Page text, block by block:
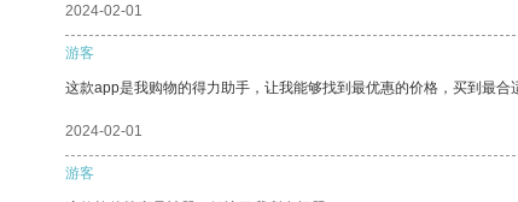
2024-02-01
游客
这款app是我购物的得力助手，让我能够找到最优惠的价格，买到最合
2024-02-01
游客